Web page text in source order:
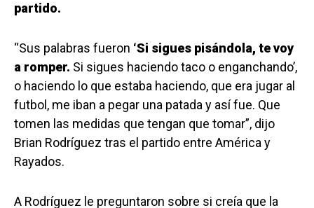
partido.
“Sus palabras fueron ‘Si sigues pisándola, te voy
a romper. Si sigues haciendo taco o enganchando’,
o haciendo lo que estaba haciendo, que era jugar al
futbol, me iban a pegar una patada y así fue. Que
tomen las medidas que tengan que tomar”, dijo
Brian Rodríguez tras el partido entre América y
Rayados.
A Rodríguez le preguntaron sobre si creía que la